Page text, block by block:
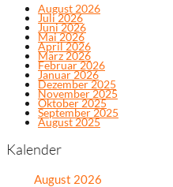
August 2026
Juli 2026
Juni 2026
Mai 2026
April 2026
März 2026
Februar 2026
Januar 2026
Dezember 2025
November 2025
Oktober 2025
September 2025
August 2025
Kalender
August 2026